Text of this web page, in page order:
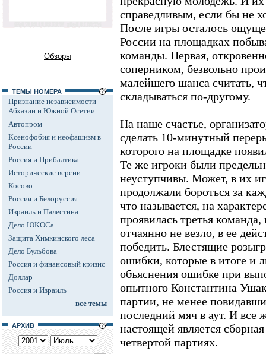
Обзоры
ТЕМЫ НОМЕРА
Признание независимости
Абхазии и Южной Осетии
Автопром
Ксенофобия и неофашизм в
России
Россия и Прибалтика
Исторические версии
Косово
Россия и Белоруссия
Израиль и Палестина
Дело ЮКОСа
Защита Химкинского леса
Дело Бульбова
Россия и финансовый кризис
Доллар
Россия и Израиль
все темы
АРХИВ
справедливым, если бы не
После игры осталось
России на площадках
команды. Первая,
соперником, безвольно
малейшего шанса считать,
складываться по-другому.
На наше счастье,
сделать 10-минутный
которого на площадке
Те же игроки были
неуступчивы. Может, в их
продолжали бороться за
что называется, на
проявилась третья
отчаянно не везло, в ее
победить. Блестящие
ошибки, которые в итоге и
объяснения ошибке при
опытного Константина
партии, не менее
последний мяч в аут. И все
настоящей является
четвертой партиях.